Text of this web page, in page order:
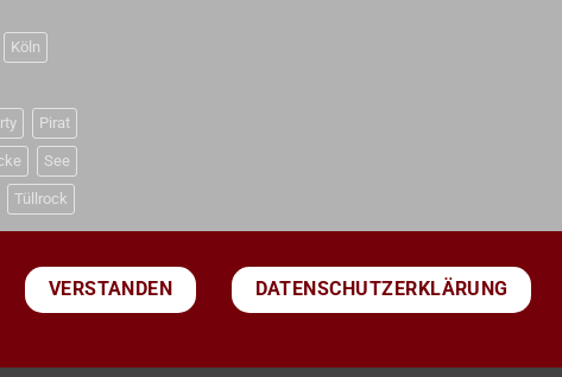
Köln
Pirat
See
Tüllrock
Transfer
VERSTANDEN DATENSCHUTZERKLÄRUNG